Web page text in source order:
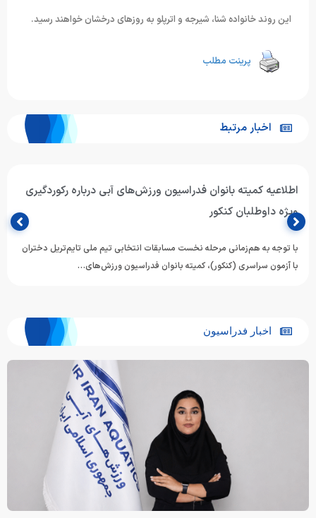
این روند خانواده شنا، شیرجه و اترپلو به روزهای درخشان خواهند رسید.
پرینت مطلب
اخبار مرتبط
اطلاعیه کمیته بانوان فدراسیون ورزش‌های آبی درباره رکوردگیری
ویژه داوطلبان کنکور
با توجه به هم‌زمانی مرحله نخست مسابقات انتخابی تیم ملی تایم‌تریل دختران
با آزمون سراسری (کنکور)، کمیته بانوان فدراسیون ورزش‌های…
اخبار فدراسیون